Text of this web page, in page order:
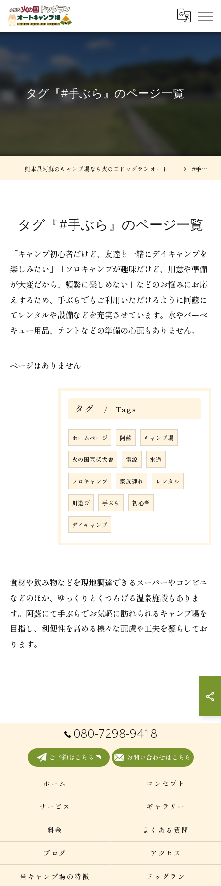
タグ『#手ぶら』のページ一覧
熊本県阿蘇のキャンプ場なら火の国ドッグラン オートキャンプ場 #手ぶら
タグ『#手ぶら』のページ一覧
「キャンプ初心者だけど、友達と一緒にデイキャンプを
楽しみたい」「ソロキャンプが趣味だけど、用意や準備
が大変だから、頻繁に楽しめない」などのお悩みにお応
えするため、手ぶらでもご利用いただけるように阿蘇に
てレンタルや設備などを充実させています。水やバーベ
キュー用品、テントなどの準備の心配もありません。
ページはありません
タグ Tags
ホームページ 阿蘇 キャンプ場
火の国豆柴犬舎 電源 水道
ソロキャンプ 家族連れ レンタル
川遊び 手ぶら 初心者
デイキャンプ
食材や飲み物などを現地調達できるスーパーやコンビニ
などのほか、ゆっくりとくつろげる温泉施設もありま
す。阿蘇にて手ぶらでお気軽に訪れられるキャンプ場を
目指し、利便性を高める様々な配慮や工夫を凝らしてお
ります。
080-7298-9418
ご予約はこちら お問い合わせはこちら
ホーム コンセプト
サービス ギャラリー
料金 よくある質問
ブログ アクセス
当キャンプ場の特徴 ドッグラン